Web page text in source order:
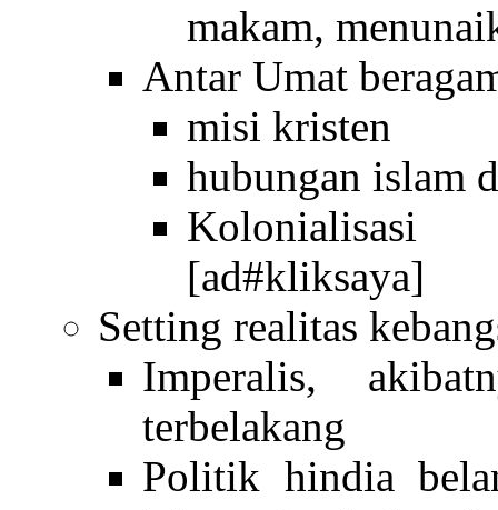
makam,
Antar Umat
misi kristen
hubungan islam
Kolonialisasi
[ad#kliksaya]
Setting realitas
Imperalis,
terbelakang
Politik hindia